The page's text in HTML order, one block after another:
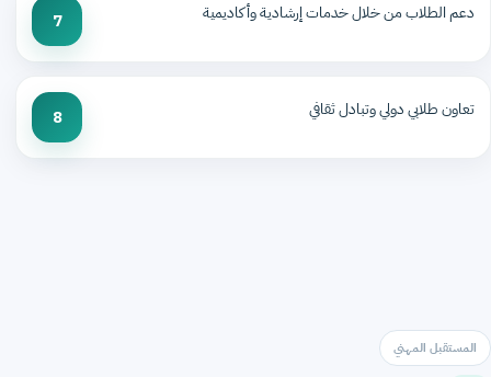
دعم الطلاب من خلال خدمات إرشادية وأكاديمية 7
تعاون طلابي دولي وتبادل ثقافي 8
المستقبل المهني